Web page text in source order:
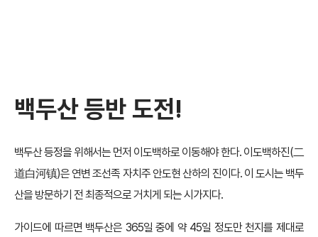
백두산 등반 도전!
백두산 등정을 위해서는 먼저 이도백하로 이동해야 한다. 이도백하진(二
道白河镇)은 연변 조선족 자치주 안도현 산하의 진이다. 이 도시는 백두
산을 방문하기 전 최종적으로 거치게 되는 시가지다.
가이드에 따르면 백두산은 365일 중에 약 45일 정도만 천지를 제대로